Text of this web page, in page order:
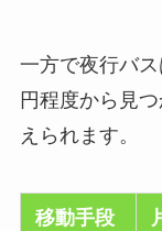
一方で夜行バ
円程度から見
えられます。
移動手段